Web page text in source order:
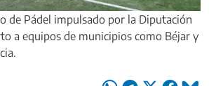
de Pádel impulsado por la Diputación
a equipos de municipios como Béjar y